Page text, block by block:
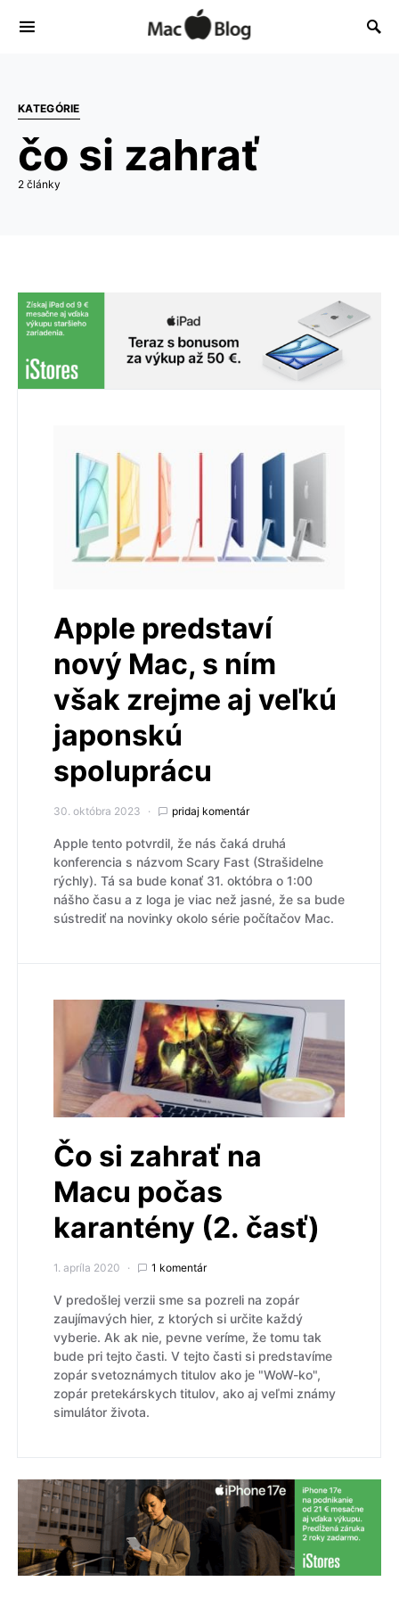
KATEGÓRIE
čo si zahrať
2 články
Apple predstaví
nový Mac, s ním
však zrejme aj veľkú
japonskú
spoluprácu
30. októbra 2023 pridaj komentár
Apple tento potvrdil, že nás čaká druhá
konferencia s názvom Scary Fast (Strašidelne
rýchly). Tá sa bude konať 31. októbra o 1:00
nášho času a z loga je viac než jasné, že sa bude
sústrediť na novinky okolo série počítačov Mac.
Čo si zahrať na
Macu počas
karantény (2. časť)
1. apríla 2020 1 komentár
V predošlej verzii sme sa pozreli na zopár
zaujímavých hier, z ktorých si určite každý
vyberie. Ak ak nie, pevne veríme, že tomu tak
bude pri tejto časti. V tejto časti si predstavíme
zopár svetoznámych titulov ako je "WoW-ko",
zopár pretekárskych titulov, ako aj veľmi známy
simulátor života.